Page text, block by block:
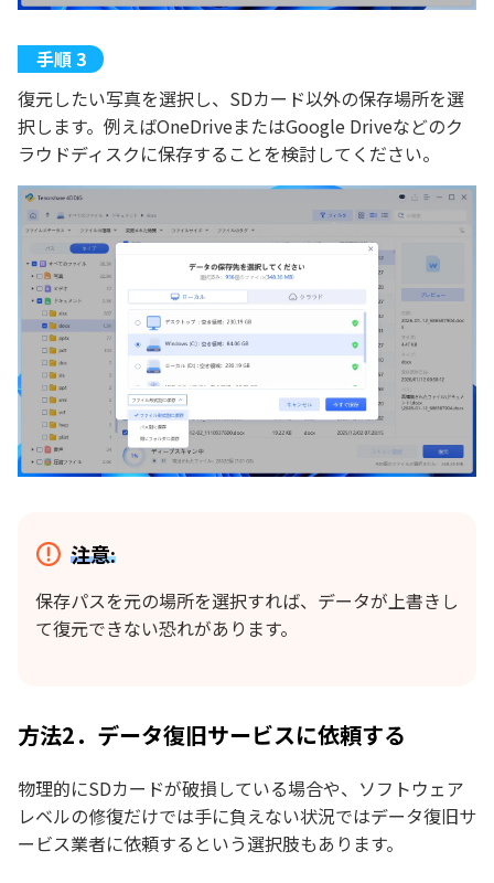
復元したい写真を選択し、SDカード以外の保存場所を選
択します。例えばOneDriveまたはGoogle Driveなどのク
ラウドディスクに保存することを検討してください。
注意:
保存パスを元の場所を選択すれば、データが上書きし
て復元できない恐れがあります。
方法2．データ復旧サービスに依頼する
物理的にSDカードが破損している場合や、ソフトウェア
レベルの修復だけでは手に負えない状況ではデータ復旧サ
ービス業者に依頼するという選択肢もあります。